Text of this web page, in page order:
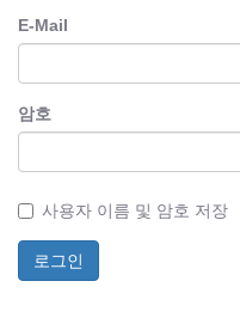
E-Mail
암호
사용자 이름 및 암호 저장